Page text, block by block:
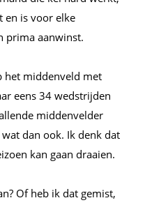
en is voor elke
prima aanwinst.
het middenveld met
eens 34 wedstrijden
middenvelder
dan ook. Ik denk dat
kan gaan draaien.
Of heb ik dat gemist,